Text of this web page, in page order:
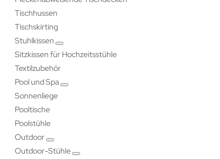
Tischhussen
Tischskirting
Stuhlkissen
Sitzkissen für Hochzeitsstühle
Textilzubehör
Pool und Spa
Sonnenliege
Pooltische
Poolstühle
Outdoor
Outdoor-Stühle